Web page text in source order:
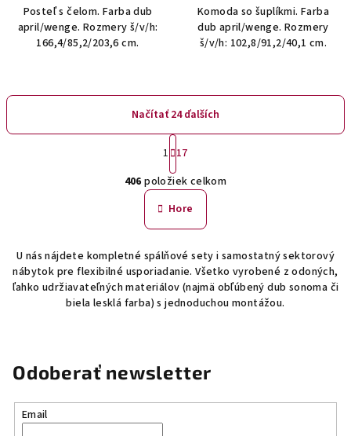
Posteľ s čelom. Farba dub
april/wenge. Rozmery š/v/h:
166,4/85,2/203,6 cm.
Komoda so šuplíkmi. Farba
dub april/wenge. Rozmery
š/v/h: 102,8/91,2/40,1 cm.
O
v
l
á
a
c
i
v
k
y
Načítať 24 ďalších
S
t
r
á
n
k
o
a
n
i
e
1 17
406 položiek celkom
Hore
U nás nájdete kompletné spálňové sety i samostatný sektorový
nábytok pre flexibilné usporiadanie. Všetko vyrobené z odoných,
ľahko udržiavateľných materiálov (najmä obľúbený dub sonoma či
biela lesklá farba) s jednoduchou montážou.
Odoberať newsletter
Email